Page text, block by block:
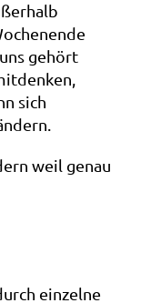
gehört
sich
weil genau
einzelne